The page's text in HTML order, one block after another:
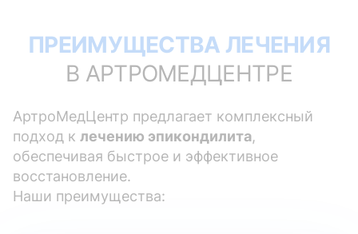
ПРЕИМУЩЕСТВА ЛЕЧЕНИЯ
В АРТРОМЕДЦЕНТРЕ
АртроМедЦентр предлагает комплексный
подход к лечению эпикондилита,
обеспечивая быстрое и эффективное
восстановление.
Наши преимущества: